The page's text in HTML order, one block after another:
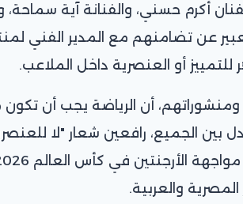
أكرم حسني، والفنانة آية سماحة،
عن تضامنهم مع المدير الفني
أو العنصرية داخل الملاعب.
ومنشوراتهم، أن الرياضة يجب أن
بين الجميع، رافعين شعار "لا
والعربية.